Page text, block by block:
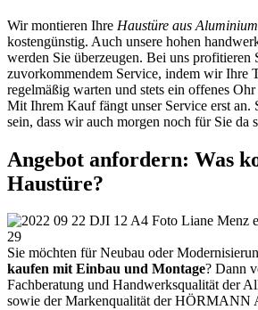
Wir montieren Ihre Haustüre aus Aluminium
kostengünstig. Auch unsere hohen
werden Sie überzeugen. Bei uns profitieren
zuvorkommendem Service, indem wir Ihre
regelmäßig warten und stets ein offenes
Mit Ihrem Kauf fängt unser Service erst an.
sein, dass wir auch morgen noch für Sie da
Angebot anfordern: Was
Haustüre?
Sie möchten für Neubau oder
kaufen mit Einbau und Montage? Dann
Fachberatung und Handwerksqualität der
sowie der Markenqualität der HÖRMANN